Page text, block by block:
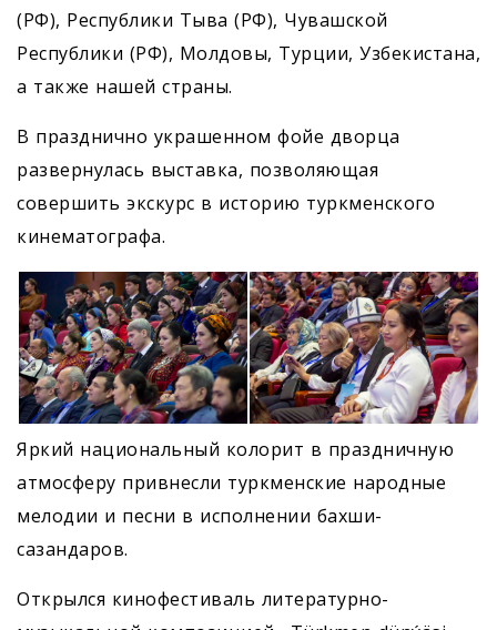
(РФ), Республики Тыва (РФ), Чувашской
Республики (РФ), Молдовы, Турции, Узбекистана,
а также нашей страны.
В празднично украшенном фойе дворца
развернулась выставка, позволяющая
совершить экскурс в историю туркменского
кинематографа.
Яркий национальный колорит в праздничную
атмосферу привнесли туркменские народные
мелодии и песни в исполнении бахши-
сазандаров.
Открылся кинофестиваль литературно-